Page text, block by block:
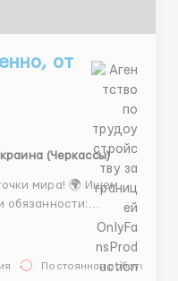
от
(Черкассы)
мира! 🌍 Ищем
обязанности:
бюджета,
🛡
Постоянная работа